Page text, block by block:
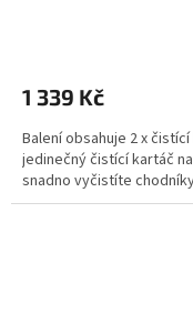
1 339 Kč
Balení obsahuje 2 x
jedinečný čistící kartáč
snadno vyčistíte